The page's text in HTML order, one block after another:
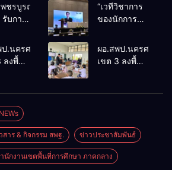
ชรบูรณ์
รับการ
นผล
ะจักษ์
”
ะเทศ
ระจำ
ะมาณ
“เวทีวิชาการ
ของนักการ
ThaiCER
International
Research
(ThaiCER)
2026
ป.นครศรีธรรมราช
ลงพื้นที่
ง
ผอ.สพป.นครศรีธรร
เขต 3 ลงพื้นที่
สาร & กิจกรรม สพฐ. ข่าวประชาสัมพันธ์
นักงานเขตพื้นที่การศึกษา ภาคกลาง